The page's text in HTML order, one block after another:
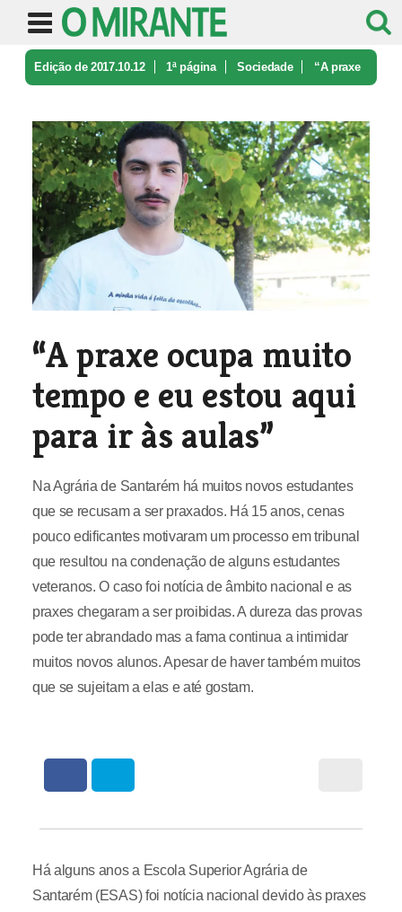
Edição de 2017.10.12 1ª página Sociedade “A praxe
“A praxe ocupa muito
tempo e eu estou aqui
para ir às aulas”
Na Agrária de Santarém há muitos novos estudantes
que se recusam a ser praxados. Há 15 anos, cenas
pouco edificantes motivaram um processo em tribunal
que resultou na condenação de alguns estudantes
veteranos. O caso foi notícia de âmbito nacional e as
praxes chegaram a ser proibidas. A dureza das provas
pode ter abrandado mas a fama continua a intimidar
muitos novos alunos. Apesar de haver também muitos
que se sujeitam a elas e até gostam.
Há alguns anos a Escola Superior Agrária de
Santarém (ESAS) foi notícia nacional devido às praxes